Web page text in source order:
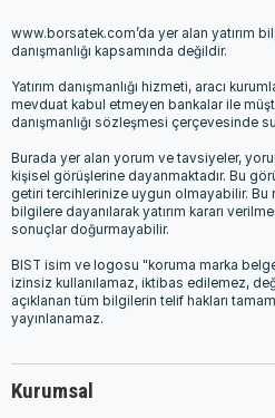
www.borsatek.com’da yer alan yatırım
danışmanlığı kapsamında değildir.
Yatırım danışmanlığı hizmeti, aracı
mevduat kabul etmeyen bankalar ile
danışmanlığı sözleşmesi çerçevesinde
Burada yer alan yorum ve tavsiyeler,
kişisel görüşlerine dayanmaktadır. Bu
getiri tercihlerinize uygun olmayabilir. Bu
bilgilere dayanılarak yatırım kararı
sonuçlar doğurmayabilir.
BIST isim ve logosu "koruma marka
izinsiz kullanılamaz, iktibas edilemez,
açıklanan tüm bilgilerin telif hakları
yayınlanamaz.
Kurumsal